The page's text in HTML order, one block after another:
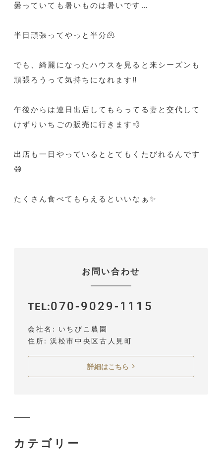
曇っていても暑いものは暑いです…
半日頑張ってやっと半分🫠
でも、綺麗になったハウスを見ると来シーズンも
頑張ろうって気持ちになれます‼️
午後からは連日出店してもらってる妻と交代して
けずりいちごの販売に行きます💨
出店も一日やっているととてもくたびれるんです
😅
たくさん食べてもらえるといいなぁ✨
お問い合わせ
TEL 070-9029-1115
会社名
いちびこ農園
住所
浜松市中央区古人見町
詳細はこちら
カテゴリー